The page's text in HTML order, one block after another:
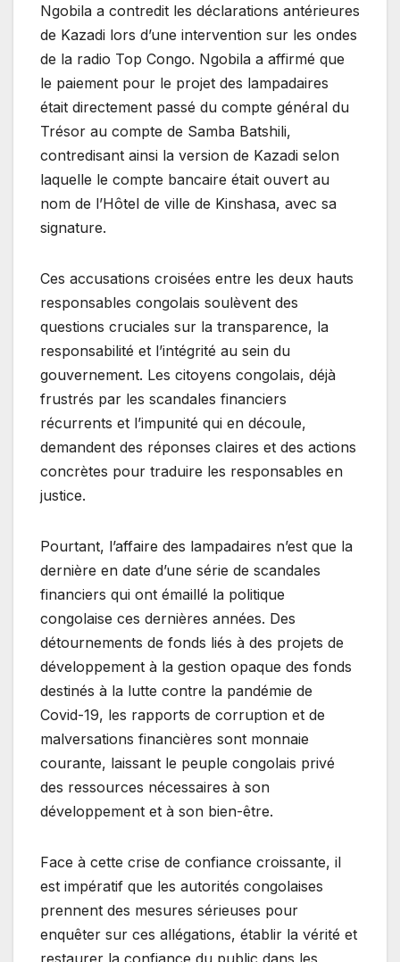
Ngobila a contredit les déclarations antérieures
de Kazadi lors d’une intervention sur les ondes
de la radio Top Congo. Ngobila a affirmé que
le paiement pour le projet des lampadaires
était directement passé du compte général du
Trésor au compte de Samba Batshili,
contredisant ainsi la version de Kazadi selon
laquelle le compte bancaire était ouvert au
nom de l’Hôtel de ville de Kinshasa, avec sa
signature.
Ces accusations croisées entre les deux hauts
responsables congolais soulèvent des
questions cruciales sur la transparence, la
responsabilité et l’intégrité au sein du
gouvernement. Les citoyens congolais, déjà
frustrés par les scandales financiers
récurrents et l’impunité qui en découle,
demandent des réponses claires et des actions
concrètes pour traduire les responsables en
justice.
Pourtant, l’affaire des lampadaires n’est que la
dernière en date d’une série de scandales
financiers qui ont émaillé la politique
congolaise ces dernières années. Des
détournements de fonds liés à des projets de
développement à la gestion opaque des fonds
destinés à la lutte contre la pandémie de
Covid-19, les rapports de corruption et de
malversations financières sont monnaie
courante, laissant le peuple congolais privé
des ressources nécessaires à son
développement et à son bien-être.
Face à cette crise de confiance croissante, il
est impératif que les autorités congolaises
prennent des mesures sérieuses pour
enquêter sur ces allégations, établir la vérité et